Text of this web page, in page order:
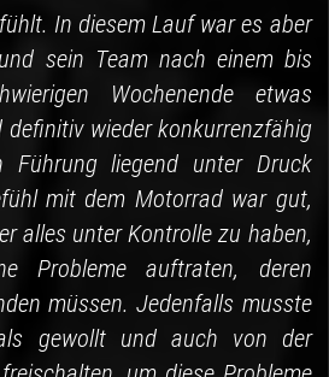
In diesem Lauf war es aber
sein Team nach einem bis
Wochenende etwas
definitiv wieder konkurrenzfähig
liegend unter Druck
mit dem Motorrad war gut,
alles unter Kontrolle zu haben,
Probleme auftraten, deren
müssen. Jedenfalls musste
gewollt und auch von der